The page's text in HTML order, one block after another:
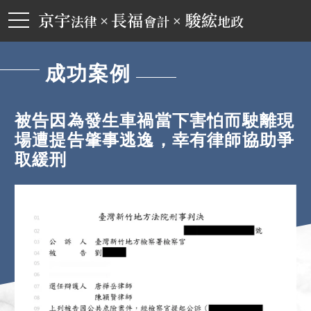
toggle
成功案例
被告因為發生車禍當下害怕而駛離現
場遭提告肇事逃逸，幸有律師協助爭
取緩刑